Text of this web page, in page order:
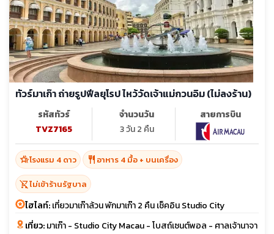
ทัวร์มาเก๊า ถ่ายรูปฟีลยุโรป ไหว้วัดเจ้าแม่กวนอิม (ไม่ลงร้าน)
รหัสทัวร์
TVZ7165
จำนวนวัน
3 วัน 2 คืน
สายการบิน
hotel_classโรงแรม 4 ดาว restaurant อาหาร 4 มื้อ + บนเครื่อง
shopping_cart_offไม่เข้าร้านรัฐบาล
ไฮไลท์:เที่ยวมาเก๊าล้วน พักมาเก๊า 2 คืน เช็คอิน Studio City
เที่ยว:มาเก๊า - Studio City Macau - โบสถ์เซนต์พอล - ศาลเจ้านาจา